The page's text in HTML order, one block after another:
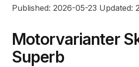
Published: 2026-05-23 Updated:
Motorvarianter
Superb